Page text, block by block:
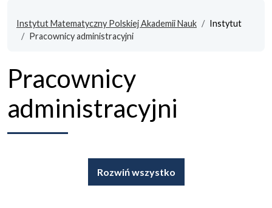
Instytut Matematyczny Polskiej Akademii Nauk
Instytut
Pracownicy administracyjni
Pracownicy
administracyjni
Rozwiń wszystko